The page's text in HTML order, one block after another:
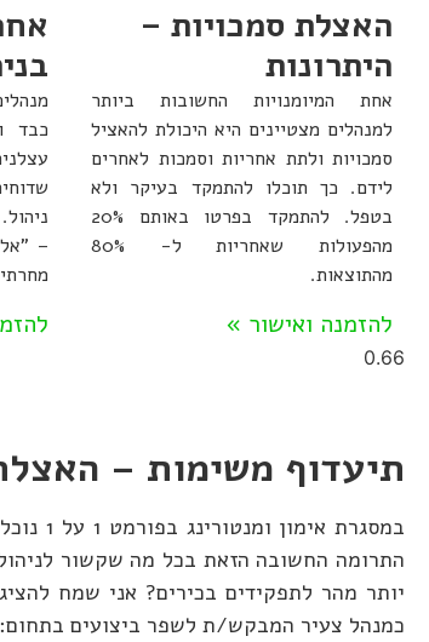
האצלת סמכויות –
היתרונות
אחת המיומנויות החשובות ביותר
למנהלים מצטיינים היא היכולת להאציל
סמכויות ולתת אחריות וסמכות לאחרים
לידם. כך תוכלו להתמקד בעיקר ולא
בטפל. להתמקד בפרטו באותם 20%
מהפעולות שאחריות ל- 80%
מהתוצאות.
להזמנה ואישור »
כבד
–
תיעדוף משימות –
התרומה החשובה הזאת בכל מה שקשור לניהול
יותר מהר לתפקידים בכירים? אני שמח
כמנהל צעיר המבקש/ת לשפר ביצועים בתחום: